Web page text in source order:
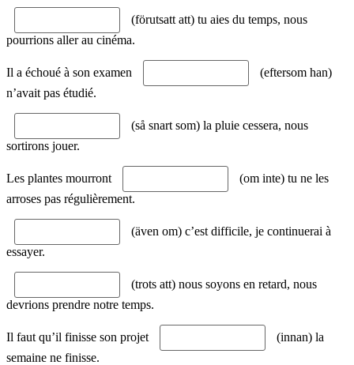
(förutsatt att) tu aies du temps, nous
pourrions aller au cinéma.
Il a échoué à son examen
(eftersom han)
n’avait pas étudié.
(så snart som) la pluie cessera, nous
sortirons jouer.
Les plantes mourront
(om inte) tu ne les
arroses pas régulièrement.
(även om) c’est difficile, je continuerai à
essayer.
(trots att) nous soyons en retard, nous
devrions prendre notre temps.
Il faut qu’il finisse son projet
(innan) la
semaine ne finisse.